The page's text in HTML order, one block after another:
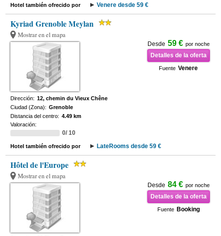
Hotel también ofrecido por Venere desde 59 €
Kyriad Grenoble Meylan
Mostrar en el mapa
Desde 59 € por noche
Detalles de la oferta
Fuente Venere
Dirección: 12, chemin du Vieux Chêne
Ciudad (Zona): Grenoble
Distancia del centro: 4.49 km
Valoración:
0/ 10
Hotel también ofrecido por LateRooms desde 59 €
Hôtel de l'Europe
Mostrar en el mapa
Desde 84 € por noche
Detalles de la oferta
Fuente Booking